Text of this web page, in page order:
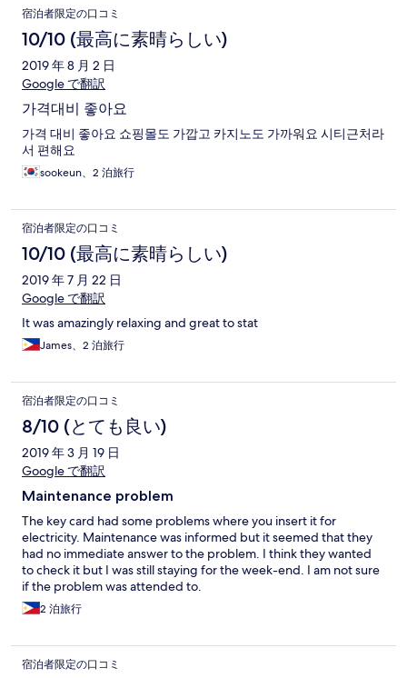
宿泊者限定の口コミ
10/10 (最高に素晴らしい)
2019 年 8 月 2 日
Google で翻訳
가격대비 좋아요
가격 대비 좋아요 쇼핑몰도 가깝고 카지노도 가까워요 시티근처라
서 편해요
sookeun、2 泊旅行
宿泊者限定の口コミ
10/10 (最高に素晴らしい)
2019 年 7 月 22 日
Google で翻訳
It was amazingly relaxing and great to stat
James、2 泊旅行
宿泊者限定の口コミ
8/10 (とても良い)
2019 年 3 月 19 日
Google で翻訳
Maintenance problem
The key card had some problems where you insert it for
electricity. Maintenance was informed but it seemed that they
had no immediate answer to the problem. I think they wanted
to check it but I was still staying for the week-end. I am not sure
if the problem was attended to.
2 泊旅行
宿泊者限定の口コミ